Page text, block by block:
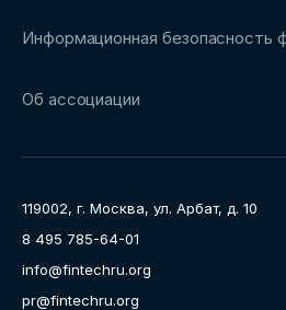
Рабочие группы
Площадка пилотного
Информационная безопасность
Направления работы
Об ассоциации
Карьера
Контакты
Документы
119002, г. Москва, ул. Арбат, д. 10
8 495 785-64-01
info@fintechru.org
pr@fintechru.org